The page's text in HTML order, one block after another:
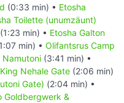
(0:33 min) • Etosha
Toilette (unumzäunt)
(1:23 min) • Etosha Galton
min) • Olifantsrus Camp
Namutoni (3:41 min) •
Nehale Gate (2:06 min)
Gate) (2:04 min) •
Goldbergwerk &